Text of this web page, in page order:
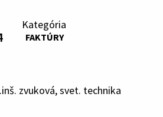
Kategória
FAKTÚRY
zvuková, svet. technika